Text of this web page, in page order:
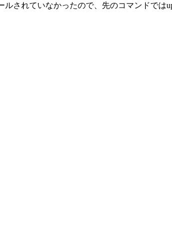
されていなかったので、先のコマンドでは